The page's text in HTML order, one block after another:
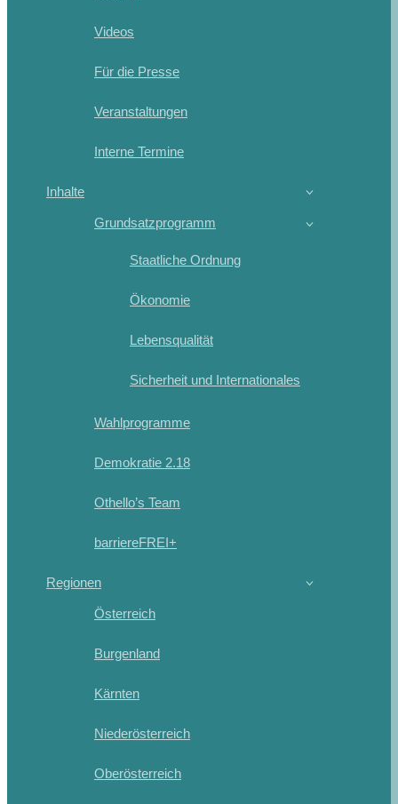
Videos
Für die Presse
Veranstaltungen
Interne Termine
Inhalte
Grundsatzprogramm
Staatliche Ordnung
Ökonomie
Lebensqualität
Sicherheit und Internationales
Wahlprogramme
Demokratie 2.18
Othello’s Team
barriereFREI+
Regionen
Österreich
Burgenland
Kärnten
Niederösterreich
Oberösterreich